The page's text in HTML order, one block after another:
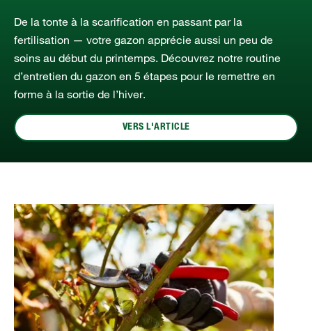
De la tonte à la scarification en passant par la
fertilisation — votre gazon apprécie aussi un peu de
soins au début du printemps. Découvrez notre routine
d’entretien du gazon en 5 étapes pour le remettre en
forme à la sortie de l’hiver.
VERS L'ARTICLE